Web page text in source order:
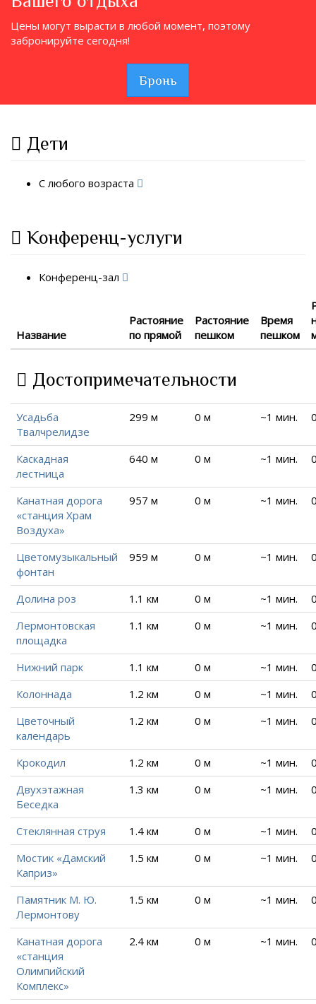
Цены могут вырасти в любой момент, поэтому
забронируйте сегодня!
Бронь
Дети
С любого возраста
Конференц-услуги
Конференц-зал
Название
Растояние
по прямой
Растояние
пешком
Время
пешком
Достопримечательности
Усадьба
Твалчрелидзе
299 м 0 м ~1 мин.
Каскадная
лестница
640 м 0 м ~1 мин.
Канатная дорога
«станция Храм
Воздуха»
957 м 0 м ~1 мин.
Цветомузыкальный
фонтан
959 м 0 м ~1 мин.
Долина роз 1.1 км 0 м ~1 мин.
Лермонтовская
площадка
1.1 км 0 м ~1 мин.
Нижний парк 1.1 км 0 м ~1 мин.
Колоннада
1.2 км 0 м ~1 мин.
Цветочный
календарь
1.2 км 0 м ~1 мин.
Крокодил 1.2 км 0 м ~1 мин.
Двухэтажная
Беседка
1.3 км 0 м ~1 мин.
Стеклянная струя 1.4 км 0 м ~1 мин.
Мостик «Дамский
Каприз»
1.5 км 0 м ~1 мин.
Памятник М. Ю.
Лермонтову
1.5 км 0 м ~1 мин.
Канатная дорога
«станция
Олимпийский
Комплекс»
2.4 км 0 м ~1 мин.